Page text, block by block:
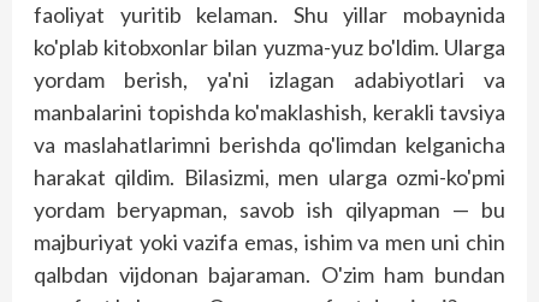
faoliyat yuritib kelaman. Shu yillar mobaynida
ko'plab kitobxonlar bilan yuzma-yuz bo'ldim. Ularga
yordam berish, ya'ni izlagan adabiyotlari va
manbalarini topishda ko'maklashish, kerakli tavsiya
va maslahatlarimni berishda qo'limdan kelganicha
harakat qildim. Bilasizmi, men ularga ozmi-ko'pmi
yordam beryapman, savob ish qilyapman — bu
majburiyat yoki vazifa emas, ishim va men uni chin
qalbdan vijdonan bajaraman. O'zim ham bundan